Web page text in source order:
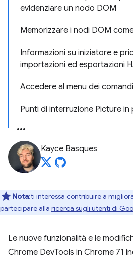
evidenziare un nodo DOM
Memorizzare i nodi DOM
Informazioni su iniziatore e
importazioni ed esportazioni
Accedere al menu dei
Punti di interruzione Picture in
Kayce Basques
Nota:ti interessa contribuire a
partecipare alla ricerca sugli utenti di
Le nuove funzionalità e le
Chrome DevTools in Chrome 71